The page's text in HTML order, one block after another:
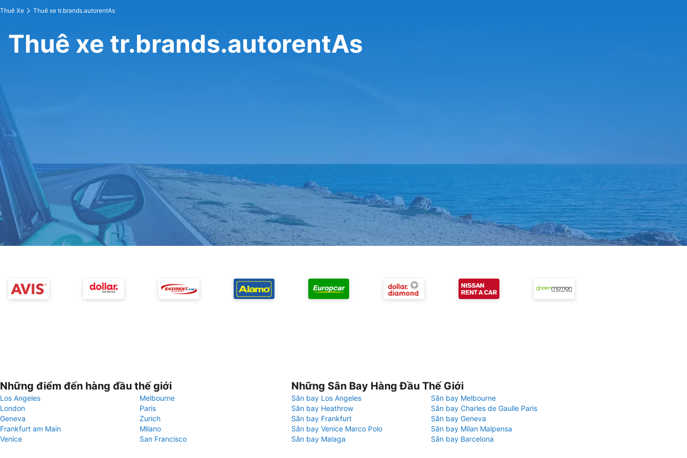
Thuê Xe Thuê xe tr.brands.autorentAs
Thuê xe tr.brands.autorentAs
Những điểm đến hàng đầu thế giới
Los Angeles
Melbourne
London
Paris
Geneva
Zurich
Frankfurt am Main
Milano
Venice
San Francisco
Những Sân Bay Hàng Đầu Thế Giới
Sân bay Los Angeles
Sân bay Melbourne
Sân bay Heathrow
Sân bay Charles de Gaulle Paris
Sân bay Frankfurt
Sân bay Geneva
Sân bay Venice Marco Polo
Sân bay Milan Malpensa
Sân bay Malaga
Sân bay Barcelona